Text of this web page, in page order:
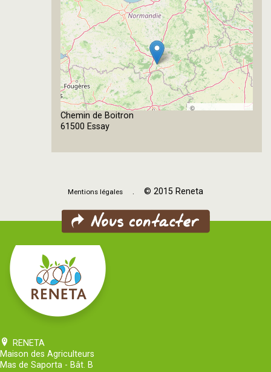
©
Chemin de Boitron
61500 Essay
Mentions légales . © 2015 Reneta
RENETA
Maison des Agriculteurs
Mas de Saporta - Bât. B